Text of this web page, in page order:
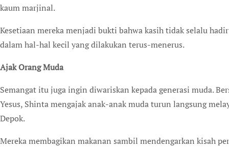
kaum marjinal.
Kesetiaan mereka menjadi bukti bahwa kasih tidak selalu
dalam hal-hal kecil yang dilakukan terus-menerus.
Ajak Orang Muda
Semangat itu juga ingin diwariskan kepada generasi muda.
Yesus, Shinta mengajak anak-anak muda turun langsung
Depok.
Mereka membagikan makanan sambil mendengarkan kisah